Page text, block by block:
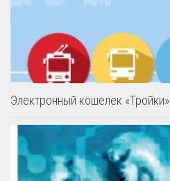
Электронный кошелек «Тройки»